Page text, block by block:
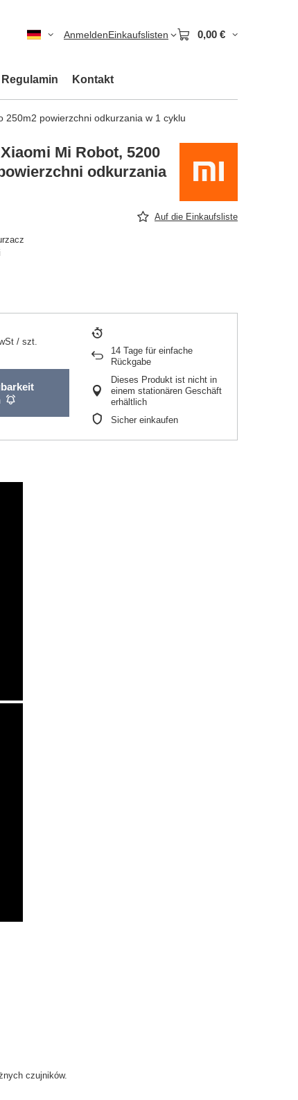
AnmeldenEinkaufslisten 0,00 €
Regulamin Kontakt
250m2 powierzchni odkurzania w 1 cyklu
Mi Robot, 5200
odkurzania
Auf die Einkaufsliste
/ szt.
14 Tage für einfache
Rückgabe
Dieses Produkt ist nicht in
einem stationären Geschäft
erhältlich
Sicher einkaufen
czujników.